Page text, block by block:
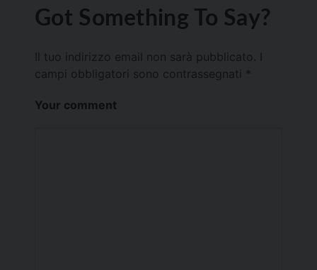
Got Something To Say?
Il tuo indirizzo email non sarà pubblicato.
campi obbligatori sono contrassegnati *
Your comment